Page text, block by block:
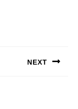
NEXT